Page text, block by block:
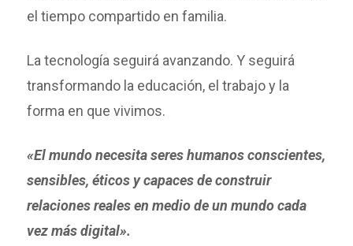
el tiempo compartido en familia.
La tecnología seguirá avanzando. Y seguirá
transformando la educación, el trabajo y la
forma en que vivimos.
«El mundo necesita seres humanos conscientes,
sensibles, éticos y capaces de construir
relaciones reales en medio de un mundo cada
vez más digital».